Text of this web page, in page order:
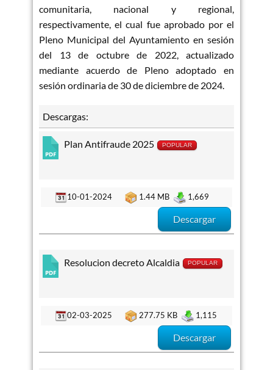
comunitaria, nacional y regional,
respectivamente, el cual fue aprobado por el
Pleno Municipal del Ayuntamiento en sesión
del 13 de octubre de 2022, actualizado
mediante acuerdo de Pleno adoptado en
sesión ordinaria de 30 de diciembre de 2024.
Descargas:
Plan Antifraude 2025 POPULAR
10-01-2024 1.44 MB 1,669
Descargar
Resolucion decreto Alcaldia POPULAR
02-03-2025 277.75 KB 1,115
Descargar